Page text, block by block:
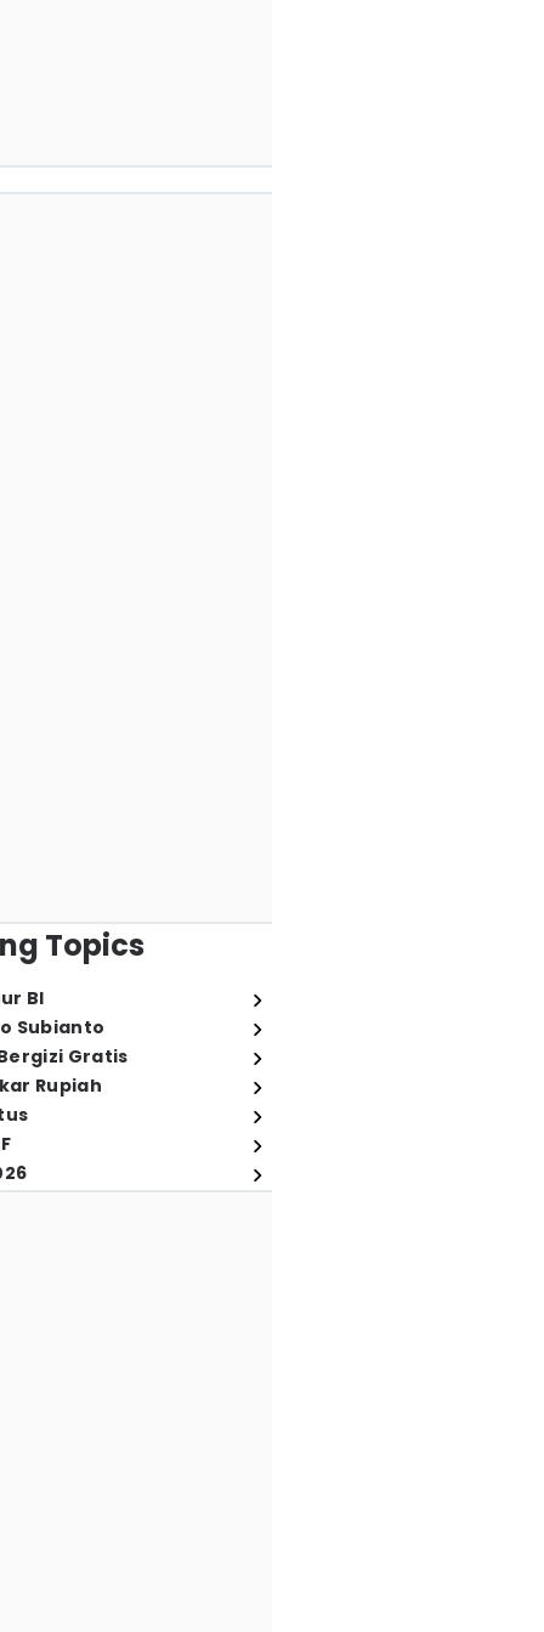
Topics
BI
Subianto
Gratis
Rupiah